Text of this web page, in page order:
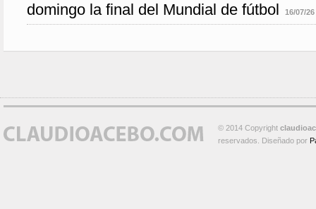
domingo la final del Mundial de fútbol
16/07/26
© 2014 Copyright
reservados. Diseñado por